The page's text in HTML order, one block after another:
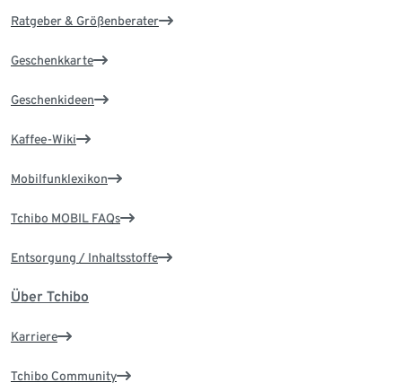
Ratgeber & Größenberater
Geschenkkarte
Geschenkideen
Kaffee-Wiki
Mobilfunklexikon
Tchibo MOBIL FAQs
Entsorgung / Inhaltsstoffe
Über Tchibo
Karriere
Tchibo Community